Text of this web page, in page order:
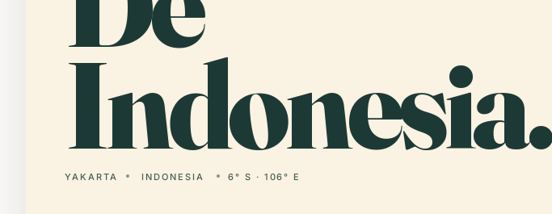
Indonesia.
YAKARTA INDONESIA 6° S · 106° E